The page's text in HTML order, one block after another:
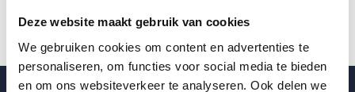
Deze website maakt gebruik van cookies
We gebruiken cookies om content en advertenties te
personaliseren, om functies voor social media te bieden
en om ons websiteverkeer te analyseren. Ook delen we